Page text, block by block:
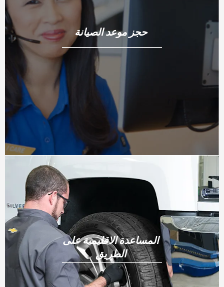
حجز موعد الصيانة
المساعدة الاقليمية على
الطريق